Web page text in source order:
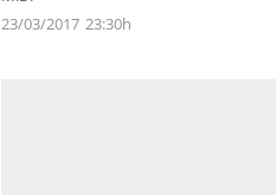
23/03/2017 23:30h